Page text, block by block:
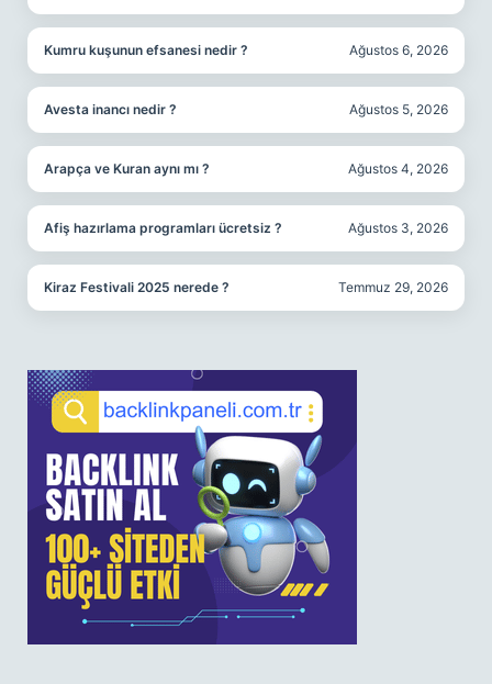
Kumru kuşunun efsanesi nedir ? Ağustos 6, 2026
Avesta inancı nedir ? Ağustos 5, 2026
Arapça ve Kuran aynı mı ? Ağustos 4, 2026
Afiş hazırlama programları ücretsiz ? Ağustos 3, 2026
Kiraz Festivali 2025 nerede ? Temmuz 29, 2026